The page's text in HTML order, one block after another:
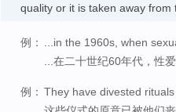
quality or it is taken away from
例：
...in the 1960s, when
...在二十世纪60年代，性
例： They have divested